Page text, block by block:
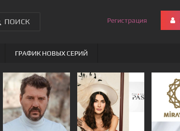
ПОИСК Регистрация
ГРАФИК НОВЫХ СЕРИЙ